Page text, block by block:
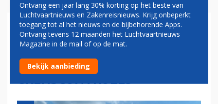
LUCHTVAARTBRANCHE VS
VREEST CHAOS ROND WK
VOETBAL BIJ STOP
GRENSCONTROLES
Ontvang een jaar lang 30% korting op het beste van
Luchtvaartnieuws en Zakenreisnieuws. Krijg onbeperkt
toegang tot al het nieuws en de bijbehorende Apps.
Ontvang tevens 12 maanden het Luchtvaartnieuws
Magazine in de mail of op de mat.
Bekijk aanbieding